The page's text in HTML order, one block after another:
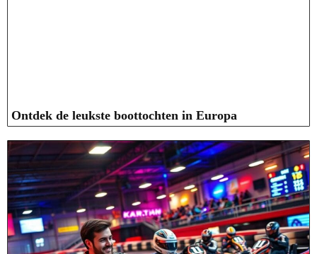
Ontdek de leukste boottochten in Europa